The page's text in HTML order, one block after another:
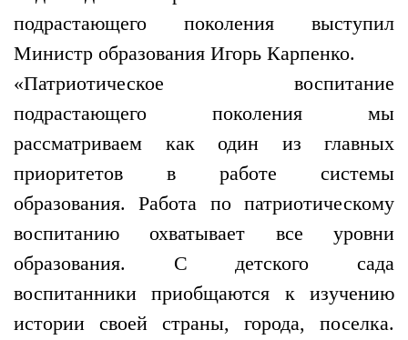
подрастающего поколения выступил
Министр образования Игорь Карпенко.
«Патриотическое воспитание
подрастающего поколения мы
рассматриваем как один из главных
приоритетов в работе системы
образования. Работа по патриотическому
воспитанию охватывает все уровни
образования. С детского сада
воспитанники приобщаются к изучению
истории своей страны, города, поселка.